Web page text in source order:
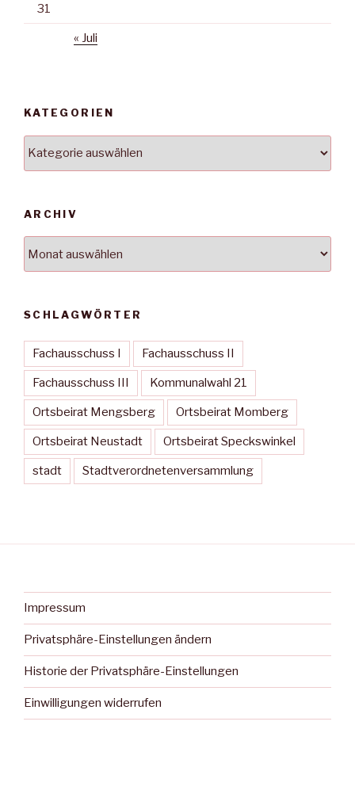
31
« Juli
KATEGORIEN
ARCHIV
SCHLAGWÖRTER
Fachausschuss I Fachausschuss II
Fachausschuss III Kommunalwahl 21
Ortsbeirat Mengsberg Ortsbeirat Momberg
Ortsbeirat Neustadt Ortsbeirat Speckswinkel
stadt Stadtverordnetenversammlung
Impressum
Privatsphäre-Einstellungen ändern
Historie der Privatsphäre-Einstellungen
Einwilligungen widerrufen